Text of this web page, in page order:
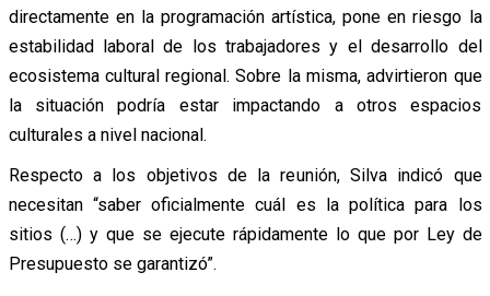
directamente en la programación artística, pone en riesgo la
estabilidad laboral de los trabajadores y el desarrollo del
ecosistema cultural regional. Sobre la misma, advirtieron que
la situación podría estar impactando a otros espacios
culturales a nivel nacional.
Respecto a los objetivos de la reunión, Silva indicó que
necesitan “saber oficialmente cuál es la política para los
sitios (…) y que se ejecute rápidamente lo que por Ley de
Presupuesto se garantizó”.